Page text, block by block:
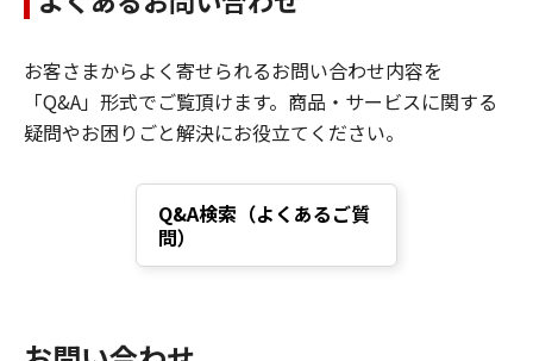
お客さまからよく寄せられるお問い合わせ内容を
「Q&A」形式でご覧頂けます。商品・サービスに関する
疑問やお困りごと解決にお役立てください。
Q&A検索（よくあるご質
問）